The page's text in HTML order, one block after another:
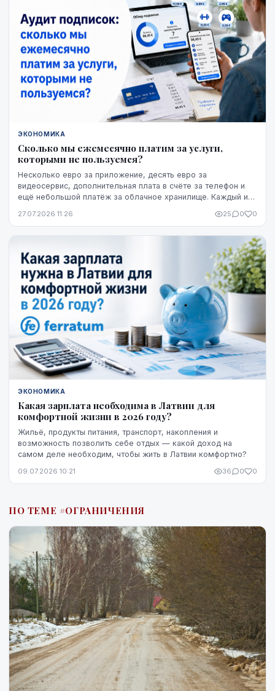
ЭКОНОМИКА
Сколько мы ежемесячно платим за услуги,
которыми не пользуемся?
Несколько евро за приложение, десять евро за
видеосервис, дополнительная плата в счёте за телефон и
ещё небольшой платёж за облачное хранилище. Каждый из
27.07.2026 11:26 25 0 0
ЭКОНОМИКА
Какая зарплата необходима в Латвии для
комфортной жизни в 2026 году?
Жильё, продукты питания, транспорт, накопления и
возможность позволить себе отдых — какой доход на
самом деле необходим, чтобы жить в Латвии комфортно?
09.07.2026 10:21 36 0 0
ПО ТЕМЕ #ОГРАНИЧЕНИЯ